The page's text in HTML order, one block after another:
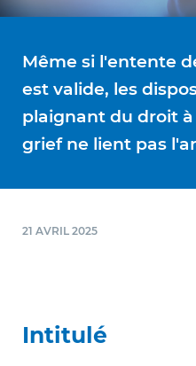
Même si l'entente
est valide, les
plaignant du droit
grief ne lient pas
21 AVRIL 2025
Intitulé